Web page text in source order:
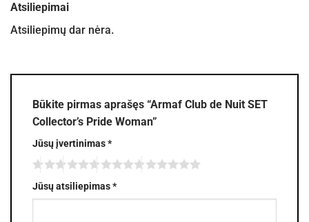
Atsiliepimai
Atsiliepimų dar nėra.
Būkite pirmas aprašęs “Armaf Club de Nuit SET
Collector’s Pride Woman”
Jūsų įvertinimas*
Jūsų atsiliepimas*